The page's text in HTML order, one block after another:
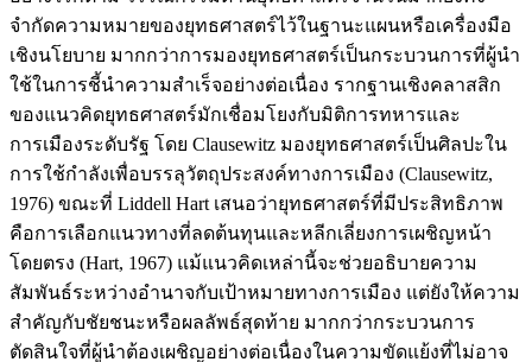
จำกัดความหมายของยุทธศาสตร์ไว้ในฐานะแผนหรือเครื่องมือ
เชิงนโยบาย มากกว่าการมองยุทธศาสตร์เป็นกระบวนการที่ผู้นำ
ใช้ในการชี้นำความสำเร็จอย่างต่อเนื่อง รากฐานเชิงคลาสสิก
ของแนวคิดยุทธศาสตร์มักเชื่อมโยงกับมิติการทหารและ
การเมืองระดับรัฐ โดย Clausewitz มองยุทธศาสตร์เป็นศิลปะใน
การใช้กำลังเพื่อบรรลุวัตถุประสงค์ทางการเมือง (Clausewitz,
1976) ขณะที่ Liddell Hart เสนอว่ายุทธศาสตร์ที่มีประสิทธิภาพ
คือการเลือกแนวทางที่ลดต้นทุนและหลีกเลี่ยงการเผชิญหน้า
โดยตรง (Hart, 1967) แม้แนวคิดเหล่านี้จะช่วยอธิบายความ
สัมพันธ์ระหว่างอำนาจกับเป้าหมายทางการเมือง แต่ยังให้ความ
สำคัญกับชัยชนะหรือผลลัพธ์สุดท้าย มากกว่ากระบวนการ
ตัดสินใจที่ผู้นำต้องเผชิญอย่างต่อเนื่องในความขัดแย้งที่ไม่อาจ